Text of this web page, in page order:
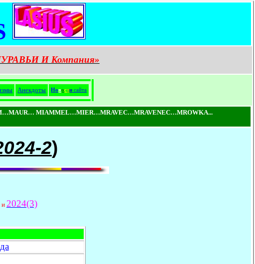
И Компания»
Анекдоты Новости сайта
MIAMMEL…MIER…MRAVEC…MRAVENEC…MROWKA...
2)
и 2024(3)